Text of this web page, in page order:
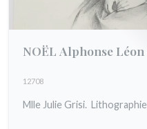
NOËL Alphonse Léon
12708
Mlle Julie Grisi. Lithographie